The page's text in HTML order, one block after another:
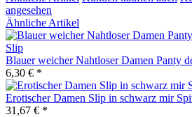
angesehen
Ähnliche Artikel
Blauer weicher Nahtloser Damen Panty
6,30 € *
Erotischer Damen Slip in schwarz mir
31,67 € *